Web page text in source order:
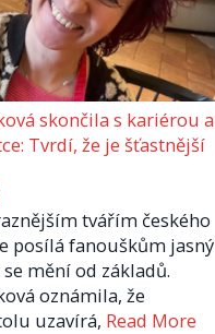
skončila s kariérou a
Tvrdí, že je šťastnější
tvářím českého
posílá fanouškům jasný
mění od základů.
oznámila, že
uzavírá, Read More